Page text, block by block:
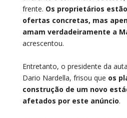
frente. Os proprietários
ofertas concretas, mas
amam verdadeiramente a
acrescentou.
Entretanto, o presidente da
Dario Nardella, frisou que os
construção de um novo
afetados por este anúncio.